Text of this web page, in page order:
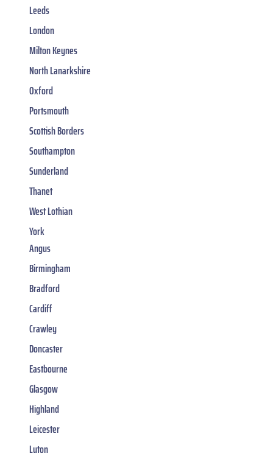
Leeds
London
Milton Keynes
North Lanarkshire
Oxford
Portsmouth
Scottish Borders
Southampton
Sunderland
Thanet
West Lothian
York
Angus
Birmingham
Bradford
Cardiff
Crawley
Doncaster
Eastbourne
Glasgow
Highland
Leicester
Luton